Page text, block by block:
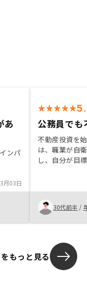
あ
ンパ
月03日
公務員でも
不動産投資を
は、職業が自
し、自分が目
産形成の大半
用をどうして
ットを検索し
ました。まず
がかかってき
けで終わろう
て、担当の方
30代前半 /
もっと見る